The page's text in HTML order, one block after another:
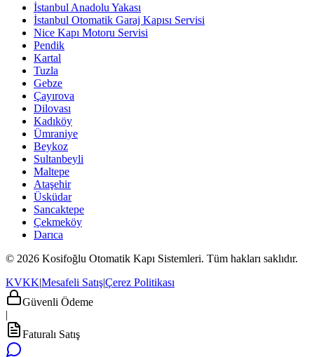
İstanbul Anadolu Yakası
İstanbul Otomatik Garaj Kapısı Servisi
Nice Kapı Motoru Servisi
Pendik
Kartal
Tuzla
Gebze
Çayırova
Dilovası
Kadıköy
Ümraniye
Beykoz
Sultanbeyli
Maltepe
Ataşehir
Üsküdar
Sancaktepe
Çekmeköy
Darıca
© 2026 Kosifoğlu Otomatik Kapı Sistemleri. Tüm hakları saklıdır.
KVKK|Mesafeli Satış|Çerez Politikası
Güvenli Ödeme
|
Faturalı Satış